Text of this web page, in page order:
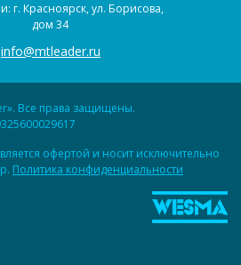
г. Красноярск, ул. Борисова,
дом 34
info@mtleader.ru
Все права защищены.
офертой и носит исключительно
Политика конфиденциальности